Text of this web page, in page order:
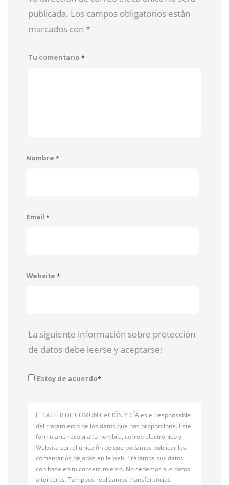
publicada. Los campos obligatorios están
marcados con *
Tu comentario *
Nombre *
Email *
Website *
La siguiente información sobre protección
de datos debe leerse y aceptarse:
Estoy de acuerdo*
El TALLER DE COMUNICACIÓN Y CÍA es el responsable
del tratamiento de los datos que nos proporcione. Este
formulario recopila tu nombre, correo electrónico y
Website con el único fin de que podamos publicar los
comentarios dejados en la web. Tratamos sus datos
con base en tu consentimiento. No cedemos sus datos
a terceros. Tampoco realizamos transferencias